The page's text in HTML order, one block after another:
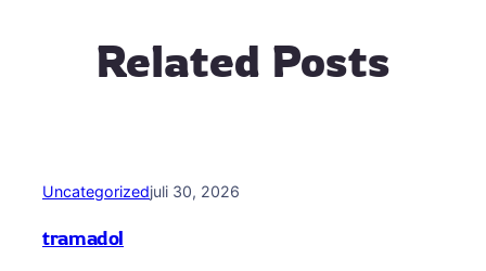
Related Posts
Uncategorizedjuli 30, 2026
tramadol